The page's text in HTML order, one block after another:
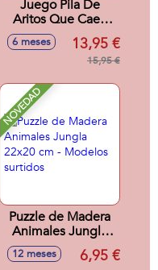
Juego Pila De
Aritos Que Caen
Fisher-Price
6 meses 13,95 €
15,95 €
NOVEDAD
Puzzle de Madera
Animales Jungla
22x20 cm -
Modelos surtidos
12 meses 6,95 €